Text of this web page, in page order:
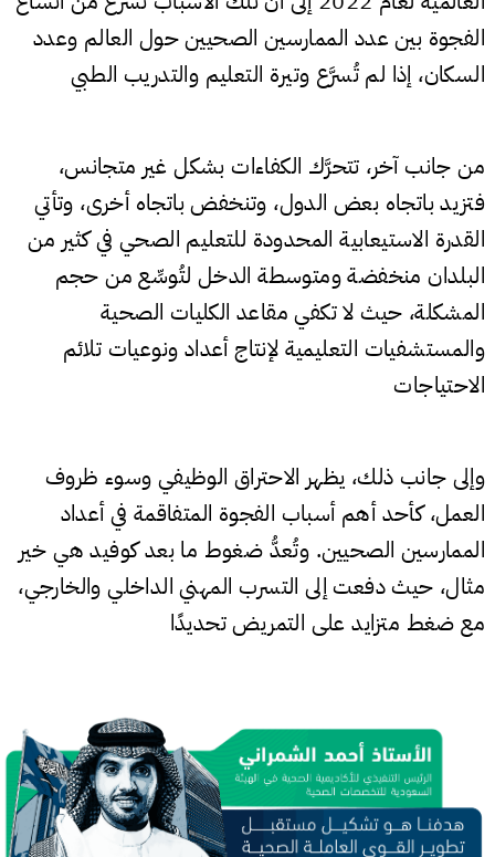
الفجوة بين عدد الممارسين الصحيين حول العالم وعدد
السكان، إذا لم تُسرَّع وتيرة التعليم والتدريب الطبي
من جانب آخر، تتحرَّك الكفاءات بشكل غير متجانس،
فتزيد باتجاه بعض الدول، وتنخفض باتجاه أخرى، وتأتي
القدرة الاستيعابية المحدودة للتعليم الصحي في كثير من
البلدان منخفضة ومتوسطة الدخل لتُوسِّع من حجم
المشكلة، حيث لا تكفي مقاعد الكليات الصحية
والمستشفيات التعليمية لإنتاج أعداد ونوعيات تلائم
الاحتياجات
وإلى جانب ذلك، يظهر الاحتراق الوظيفي وسوء ظروف
العمل، كأحد أهم أسباب الفجوة المتفاقمة في أعداد
الممارسين الصحيين. وتُعدُّ ضغوط ما بعد كوفيد هي خير
مثال، حيث دفعت إلى التسرب المهني الداخلي والخارجي،
مع ضغط متزايد على التمريض تحديدًا